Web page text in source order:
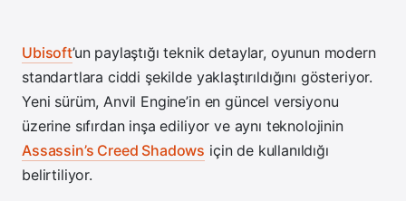
Ubisoft’un paylaştığı teknik detaylar, oyunun modern
standartlara ciddi şekilde yaklaştırıldığını gösteriyor.
Yeni sürüm, Anvil Engine’in en güncel versiyonu
üzerine sıfırdan inşa ediliyor ve aynı teknolojinin
Assassin’s Creed Shadows için de kullanıldığı
belirtiliyor.